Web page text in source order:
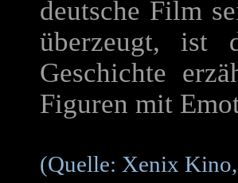
deutsche Film
überzeugt, ist
Geschichte
Figuren mit
(Quelle: Xenix